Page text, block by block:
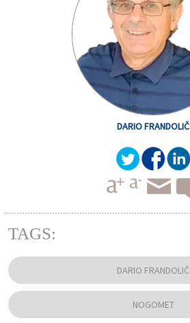
DARIO FRANDOLIČ
TAGS:
DARIO FRANDOLIČ
NOGOMET